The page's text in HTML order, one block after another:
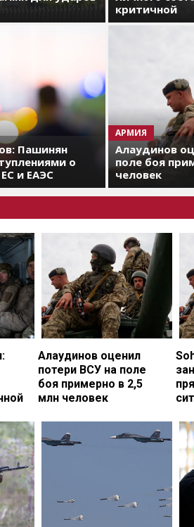
критичной
Пашинян
о
и ЕАЭС
АРМИЯ
Алаудинов
поле боя
человек
Алаудинов оценил
потери ВСУ на поле
боя примерно в 2,5
млн человек